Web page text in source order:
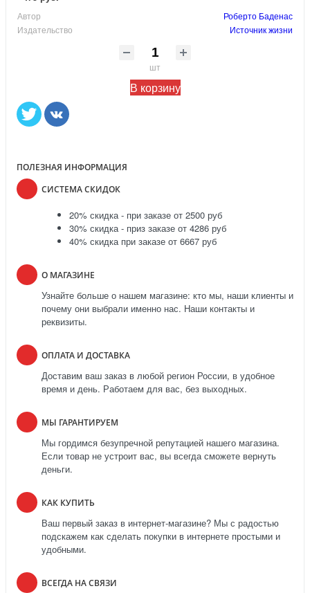
Автор
Роберто Баденас
Издательство
Источник жизни
шт
В корзину
ПОЛЕЗНАЯ ИНФОРМАЦИЯ
СИСТЕМА СКИДОК
20% скидка - при заказе от 2500 руб
30% скидка - приз заказе от 4286 руб
40% скидка при заказе от 6667 руб
О МАГАЗИНЕ
Узнайте больше о нашем магазине: кто мы, наши клиенты и
почему они выбрали именно нас. Наши контакты и
реквизиты.
ОПЛАТА И ДОСТАВКА
Доставим ваш заказ в любой регион России, в удобное
время и день. Работаем для вас, без выходных.
МЫ ГАРАНТИРУЕМ
Мы гордимся безупречной репутацией нашего магазина.
Если товар не устроит вас, вы всегда сможете вернуть
деньги.
КАК КУПИТЬ
Ваш первый заказ в интернет-магазине? Мы с радостью
подскажем как сделать покупки в интернете простыми и
удобными.
ВСЕГДА НА СВЯЗИ